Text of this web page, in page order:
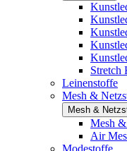
Stretch
Leinenstoffe
Mesh &
Mesh &
Mesh
Air
Modestoffe